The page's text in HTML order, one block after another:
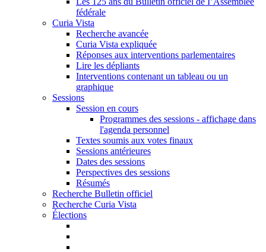
fédérale
Curia Vista
Recherche avancée
Curia Vista expliquée
Réponses aux interventions parlementaires
Lire les dépliants
Interventions contenant un tableau ou un
graphique
Sessions
Session en cours
Programmes des sessions - affichage dans
l'agenda personnel
Textes soumis aux votes finaux
Sessions antérieures
Dates des sessions
Perspectives des sessions
Résumés
Recherche Bulletin officiel
Recherche Curia Vista
Élections